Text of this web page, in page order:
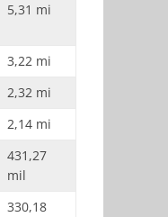
5,31 mi
3,22 mi
2,32 mi
2,14 mi
431,27
mil
330,18